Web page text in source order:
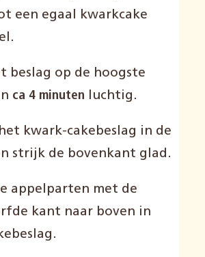
een egaal kwarkcake
beslag op de hoogste
ca 4 minuten luchtig.
kwark-cakebeslag in de
strijk de bovenkant glad.
appelparten met de
kant naar boven in